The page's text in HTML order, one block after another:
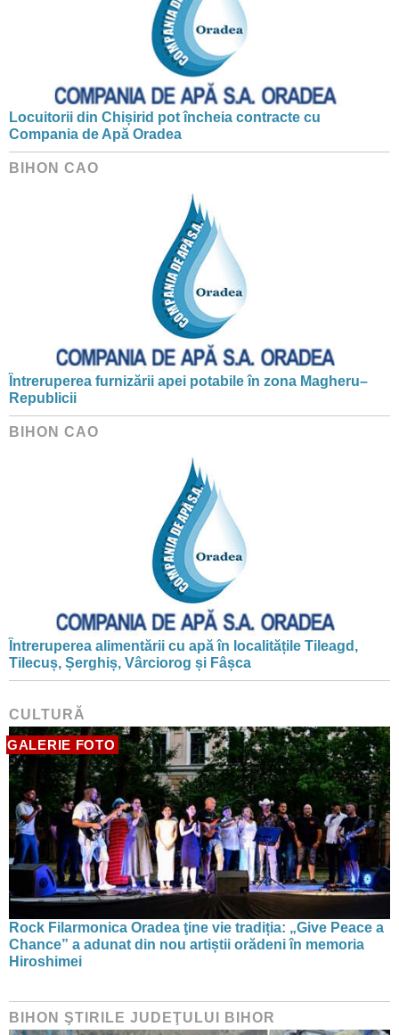
Locuitorii din Chișirid pot încheia contracte cu
Compania de Apă Oradea
BIHON CAO
Întreruperea furnizării apei potabile în zona Magheru–
Republicii
BIHON CAO
Întreruperea alimentării cu apă în localitățile Tileagd,
Tilecuș, Șerghiș, Vârciorog și Fâșca
CULTURĂ
GALERIE FOTO
Rock Filarmonica Oradea ţine vie tradiția: „Give Peace a
Chance” a adunat din nou artiștii orădeni în memoria
Hiroshimei
BIHON ŞTIRILE JUDEŢULUI BIHOR